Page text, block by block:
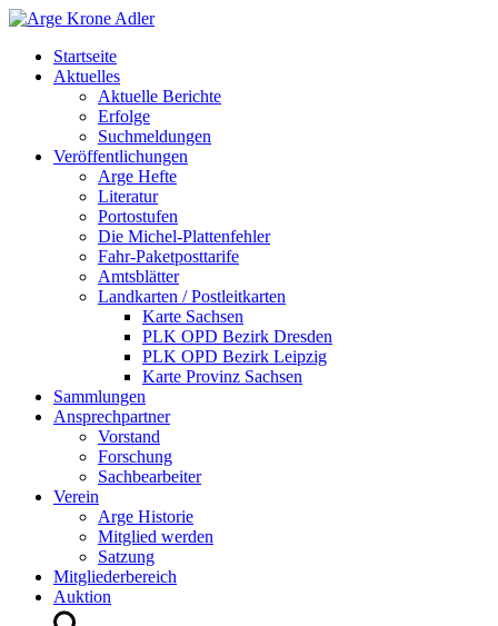
Startseite
Aktuelles
Aktuelle Berichte
Erfolge
Suchmeldungen
Veröffentlichungen
Arge Hefte
Literatur
Portostufen
Die Michel-Plattenfehler
Fahr-Paketposttarife
Amtsblätter
Landkarten / Postleitkarten
Karte Sachsen
PLK OPD Bezirk Dresden
PLK OPD Bezirk Leipzig
Karte Provinz Sachsen
Sammlungen
Ansprechpartner
Vorstand
Forschung
Sachbearbeiter
Verein
Arge Historie
Mitglied werden
Satzung
Mitgliederbereich
Auktion